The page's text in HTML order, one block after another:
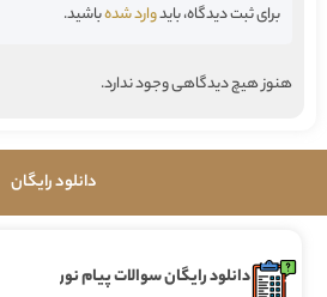
برای ثبت دیدگاه، بایدوارد شدهباشید.
هنوز هیچ دیدگاهی وجود ندارد.
دانلود رایگان
دانلود رایگان سوالات پیام نور